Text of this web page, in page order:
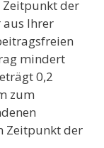
der
aus Ihrer
mindert
0,2
zum
Zeitpunkt der